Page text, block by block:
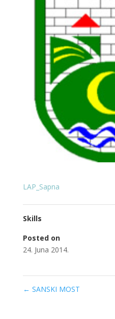
LAP_Sapna
Skills
Posted on
24. Juna 2014.
← SANSKI MOST